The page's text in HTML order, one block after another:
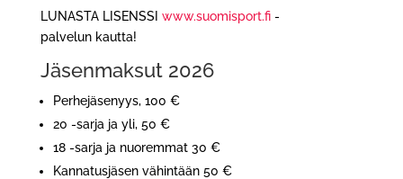
LUNASTA LISENSSI www.suomisport.fi -
palvelun kautta!
Jäsenmaksut 2026
Perhejäsenyys, 100 €
20 -sarja ja yli, 50 €
18 -sarja ja nuoremmat 30 €
Kannatusjäsen vähintään 50 €